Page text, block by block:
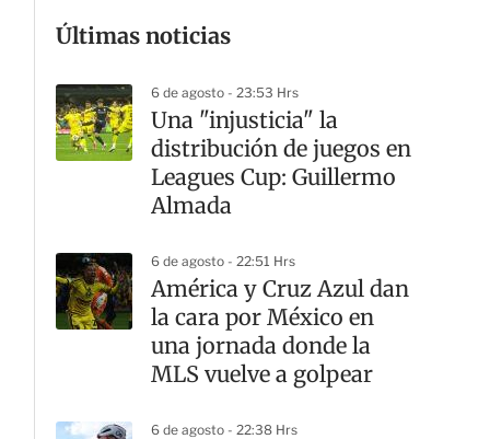
Últimas noticias
6 de agosto - 23:53 Hrs
Una "injusticia" la
distribución de juegos en
Leagues Cup: Guillermo
Almada
6 de agosto - 22:51 Hrs
América y Cruz Azul dan
la cara por México en
una jornada donde la
MLS vuelve a golpear
6 de agosto - 22:38 Hrs